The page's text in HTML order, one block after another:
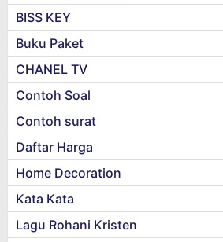
BISS KEY
Buku Paket
CHANEL TV
Contoh Soal
Contoh surat
Daftar Harga
Home Decoration
Kata Kata
Lagu Rohani Kristen